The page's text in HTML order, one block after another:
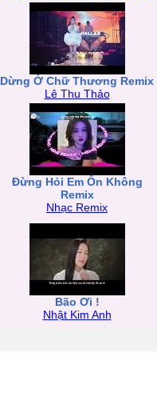
Dừng Ở Chữ Thương Remix
Lê Thu Thảo
Đừng Hỏi Em Ổn Không
Remix
Nhạc Remix
Bão Ơi !
Nhật Kim Anh